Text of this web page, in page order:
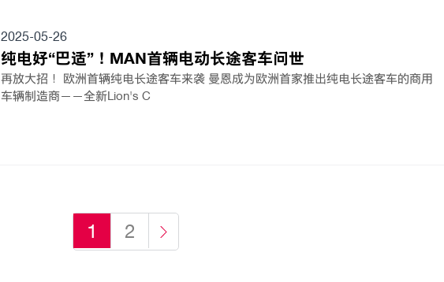
2025-05-26
纯电好“巴适”！MAN首辆电动长途客车问世
再放大招！ 欧洲首辆纯电长途客车来袭 曼恩成为欧洲首家推出纯电长途客车的商用
车辆制造商——全新Lion's C
1 2 